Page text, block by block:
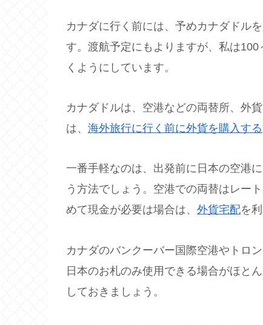
カナダに行く前には、予めカナダドル
す。渡航予定にもよりますが、私は
くようにしています。
カナダドルは、空港などの両替所、外
は、 海外旅行に行く前に外貨を購入する
一番手軽なのは、出発前に日本の空港
う方法でしょう。空港での両替はレー
めて現金が必要は場合は、 外貨宅配を
カナダのバンクーバー国際空港やトロ
日本のお札のみ使用できる場合がほと
しておきましょう。